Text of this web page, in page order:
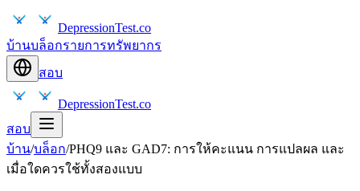
DepressionTest.co
บ้านบล็อกรายการทรัพยากร
สอบ
DepressionTest.co
สอบ
บ้าน/บล็อก/PHQ9 และ GAD7: การให้คะแนน การแปลผล และ
เมื่อใดควรใช้ทั้งสองแบบ